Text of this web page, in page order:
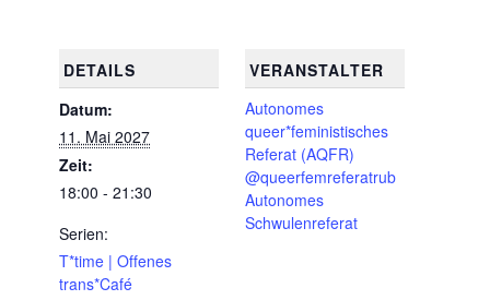
DETAILS
Datum:
11. Mai 2027
Zeit:
18:00 - 21:30
Serien:
T*time | Offenes
trans*Café
VERANSTALTER
Autonomes
queer*feministisches
Referat (AQFR)
@queerfemreferatrub
Autonomes
Schwulenreferat